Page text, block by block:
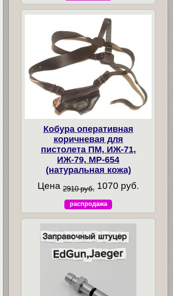
Кобура оперативная
коричневая для
пистолета ПМ, ИЖ-71,
ИЖ-79, МР-654
(натуральная кожа)
Цена 2910 руб. 1070 руб.
распродажа